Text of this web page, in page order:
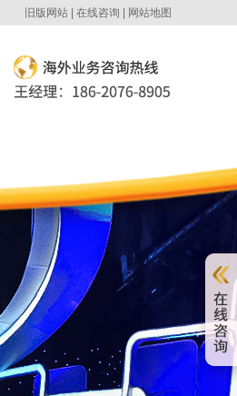
旧版网站 在线咨询 网站地图